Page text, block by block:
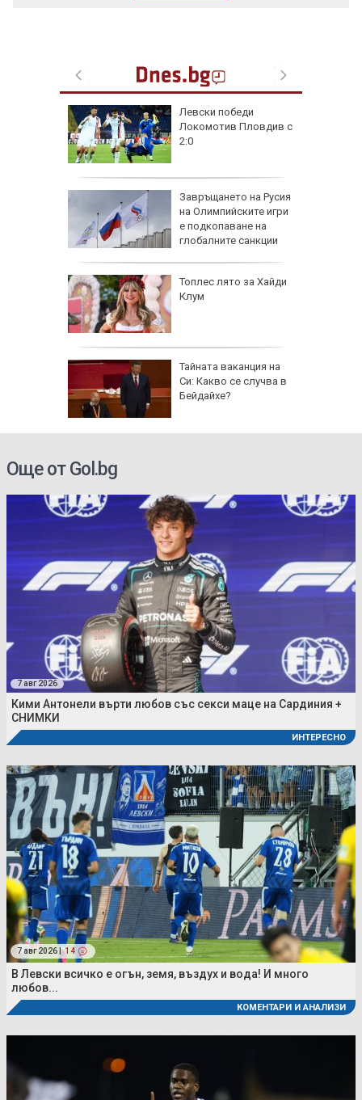
Левски победи
Локомотив Пловдив с
2:0
Завръщането на Русия
на Олимпийските игри
е подкопаване на
глобалните санкции
Топлес лято за Хайди
Клум
Тайната ваканция на
Си: Какво се случва в
Бейдайхе?
Още от Gol.bg
7 авг 2026
Кими Антонели върти любов със секси маце на Сардиния +
СНИМКИ
ИНТЕРЕСНО
7 авг 2026 | 14
В Левски всичко е огън, земя, въздух и вода! И много
любов...
КОМЕНТАРИ И АНАЛИЗИ